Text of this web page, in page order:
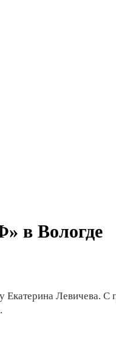
в Вологде
Левичева. С